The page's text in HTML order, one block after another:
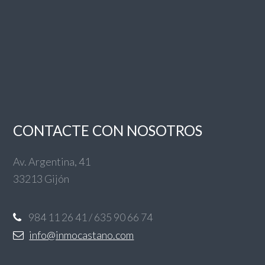
CONTACTE CON NOSOTROS
Av. Argentina, 41
33213 Gijón
984 11 26 41 / 635 90 66 74
info@inmocastano.com